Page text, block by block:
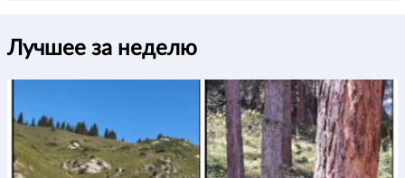
Лучшее за неделю